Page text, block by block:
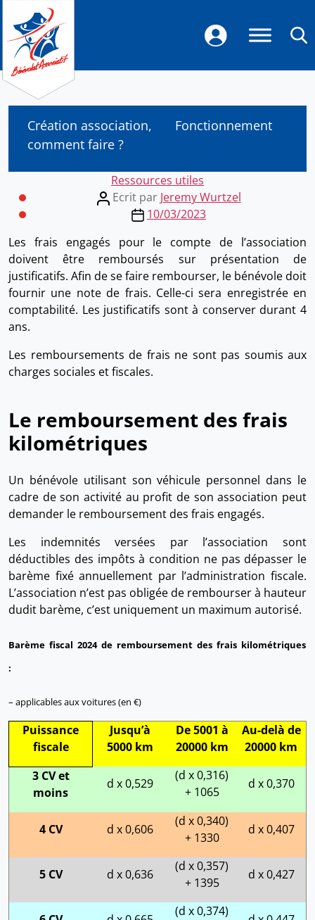
Création association,
comment faire ?
Fonctionnement
Categories
Ressources utiles
Post
author
Ecrit par Jeremy Wurtzel
Post10/03/2023
Les frais engagés pour le compte de l’association
doivent être remboursés sur présentation de
justificatifs. Afin de se faire rembourser, le bénévole doit
fournir une note de frais. Celle-ci sera enregistrée en
comptabilité. Les justificatifs sont à conserver durant 4
ans.
Les remboursements de frais ne sont pas soumis aux
charges sociales et fiscales.
Le remboursement des frais
kilométriques
Un bénévole utilisant son véhicule personnel dans le
cadre de son activité au profit de son association peut
demander le remboursement des frais engagés.
Les indemnités versées par l’association sont
déductibles des impôts à condition ne pas dépasser le
barème fixé annuellement par l’administration fiscale.
L’association n’est pas obligée de rembourser à hauteur
dudit barème, c’est uniquement un maximum autorisé.
Barème fiscal 2024 de remboursement des frais kilométriques
:
– applicables aux voitures (en €)
Puissance
fiscale
Jusqu’à
5000 km
De 5001 à
20000 km
Au-delà de
20000 km
3 CV et
moins
d x 0,529
(d x 0,316)
+ 1065
d x 0,370
4 CV d x 0,606
(d x 0,340)
+ 1330
d x 0,407
5 CV d x 0,636
(d x 0,357)
+ 1395
d x 0,427
(d x 0,374)